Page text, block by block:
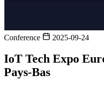
Conference 2025-09-24
IoT Tech Expo
Pays-Bas